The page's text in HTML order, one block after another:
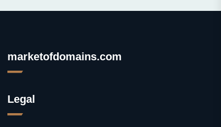
marketofdomains.com
Legal